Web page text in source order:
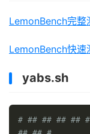
LemonBench完整
LemonBench快速
yabs.sh
# ## ## ## ##